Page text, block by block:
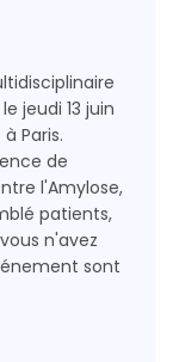
jeudi 13 juin
Paris.
de
l'Amylose,
patients,
n'avez
sont